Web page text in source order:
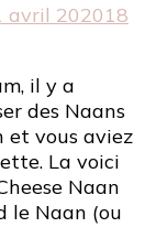
avril 202018
il y a
des Naans
et vous aviez
La voici
Naan
le Naan (ou